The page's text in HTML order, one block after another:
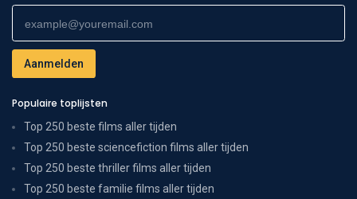
Populaire toplijsten
Top 250 beste films aller tijden
Top 250 beste sciencefiction films aller tijden
Top 250 beste thriller films aller tijden
Top 250 beste familie films aller tijden